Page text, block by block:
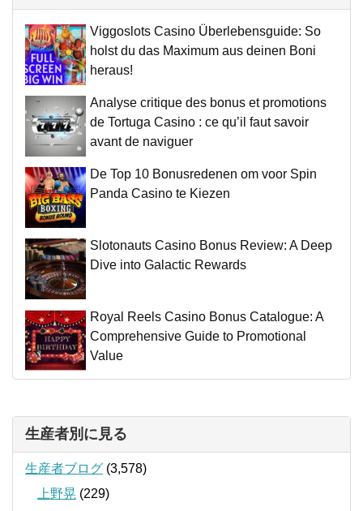
Viggoslots Casino Überlebensguide: So
holst du das Maximum aus deinen Boni
heraus!
Analyse critique des bonus et promotions
de Tortuga Casino : ce qu’il faut savoir
avant de naviguer
De Top 10 Bonusredenen om voor Spin
Panda Casino te Kiezen
Slotonauts Casino Bonus Review: A Deep
Dive into Galactic Rewards
Royal Reels Casino Bonus Catalogue: A
Comprehensive Guide to Promotional
Value
生産者別に見る
生産者ブログ (3,578)
上野晃 (229)